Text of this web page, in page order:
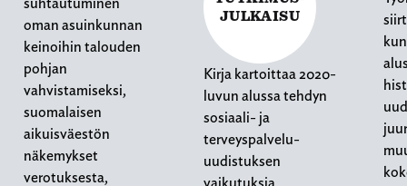
oman asuinkunnan
keinoihin talouden
pohjan
vahvistamiseksi,
suomalaisen
aikuisväestön
näkemykset
verotuksesta,
JULKAISU
Kirja kartoittaa 2020-
luvun alussa tehdyn
sosiaali- ja
terveyspalvelu-
uudistuksen
vaikutuksia